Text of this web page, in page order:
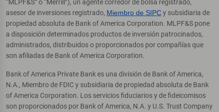
“MLPF&S” o “Merrill”), un agente corredor de bolsa registrado,
asesor de inversiones registrado, Miembro de SIPCy subsidiaria de
propiedad absoluta de Bank of America Corporation. MLPF&S pone
a disposición determinados productos de inversión patrocinados,
administrados, distribuidos o proporcionados por compañías que
son afiliadas de Bank of America Corporation.
Bank of America Private Bank es una división de Bank of America,
N.A., Miembro de FDIC y subsidiaria de propiedad absoluta de Bank
of America Corporation. Los servicios fiduciarios y de fideicomisos
son proporcionados por Bank of America, N.A. y U.S. Trust Company